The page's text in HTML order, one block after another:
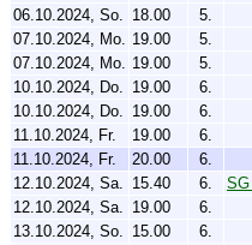
06.10.2024, So. 18.00 5.
07.10.2024, Mo. 19.00 5.
07.10.2024, Mo. 19.00 5.
10.10.2024, Do. 19.00 6.
10.10.2024, Do. 19.00 6.
11.10.2024, Fr.
19.00 6.
11.10.2024, Fr.
20.00 6.
12.10.2024, Sa. 15.40 6.
12.10.2024, Sa. 19.00 6.
13.10.2024, So. 15.00 6.